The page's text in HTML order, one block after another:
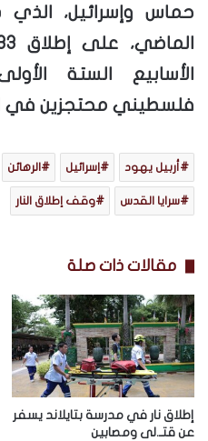
حماس وإسرائيل، الذي
فلسطيني محتجزين في
أربيل يهود إسرائيل الرهائن
سرايا القدس وقف إطلاق النار
مقالات ذات صلة
إطلاق نار في مدرسة بتايلاند يسفر
عن قتـ.لى ومصابين